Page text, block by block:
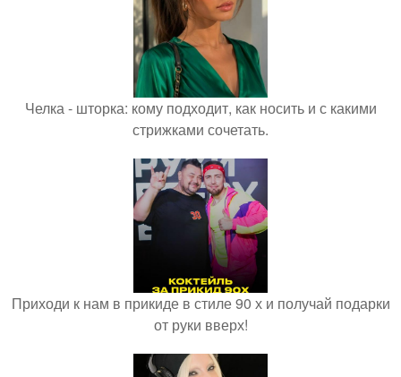
Челка - шторка: кому подходит, как носить и с какими
стрижками сочетать.
Приходи к нам в прикиде в стиле 90 х и получай подарки
от руки вверх!